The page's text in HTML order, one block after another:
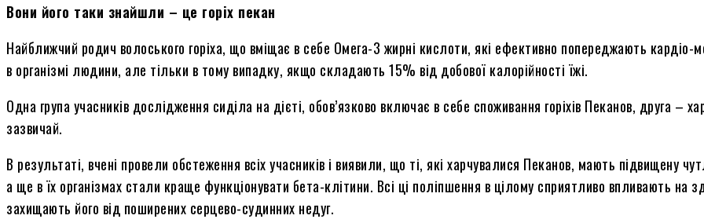
Вони його таки знайшли – це горіх пекан
Найближчий родич волоського горіха, що вміщає в себе Омега-3 жирні кислоти, які ефективно попереджають кардіо-
в організмі людини, але тільки в тому випадку, якщо складають 15% від добової калорійності їжі.
Одна група учасників дослідження сиділа на дієті, обов’язково включає в себе споживання горіхів Пеканов, друга –
зазвичай.
В результаті, вчені провели обстеження всіх учасників і виявили, що ті, які харчувалися Пеканов, мають підвищену
а ще в їх організмах стали краще функціонувати бета-клітини. Всі ці поліпшення в цілому сприятливо впливають на
захищають його від поширених серцево-судинних недуг.